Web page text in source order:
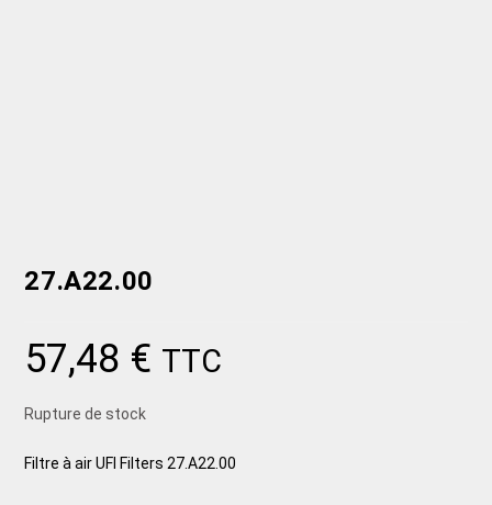
27.A22.00
57,48 € TTC
Rupture de stock
Filtre à air UFI Filters 27.A22.00